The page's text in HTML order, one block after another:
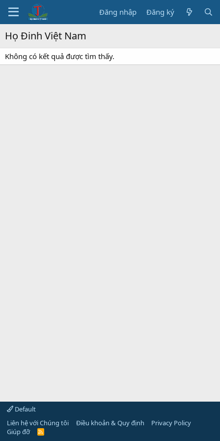
Đăng nhập Đăng ký
Họ Đinh Việt Nam
Không có kết quả được tìm thấy.
Default
Liên hệ với Chúng tôi
Điều khoản & Quy định
Privacy Policy
Giúp đỡ
R